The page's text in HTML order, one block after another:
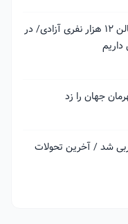
سالن ۱۸ هزار نفری به جای سالن ۱۲ هزار نفری آزادی/ در
داریم
جهان را زد
شد / آخرین تحولات